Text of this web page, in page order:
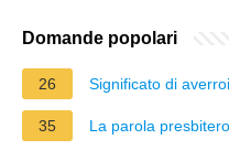
Domande popolari
26 Significato di
35 La parola